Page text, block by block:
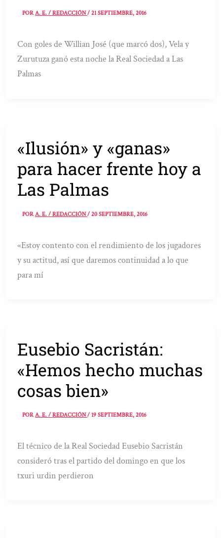
PORA. E. / REDACCIÓN/21 SEPTIEMBRE, 2016
Con goles de Willian José (que marcó dos), Vela y
Zurutuza ganó esta noche la Real Sociedad a Las
Palmas
«Ilusión» y «ganas»
para hacer frente hoy a
Las Palmas
PORA. E. / REDACCIÓN/20 SEPTIEMBRE, 2016
«Estoy contento con el rendimiento de los jugadores
y su actitud, así que daremos continuidad a lo que
para mí
Eusebio Sacristán:
«Hemos hecho muchas
cosas bien»
PORA. E. / REDACCIÓN/19 SEPTIEMBRE, 2016
El técnico de la Real Sociedad Eusebio Sacristán
consideró tras el partido del domingo en que los
txuri urdin perdieron